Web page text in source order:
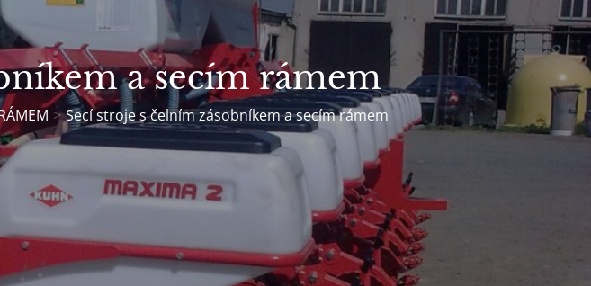
a secím rámem
Secí stroje s čelním zásobníkem a secím rámem